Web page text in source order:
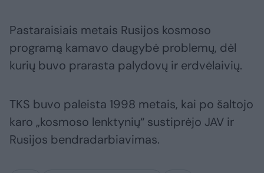
Pastaraisiais metais Rusijos kosmoso
programą kamavo daugybė problemų, dėl
kurių buvo prarasta palydovų ir erdvėlaivių.
TKS buvo paleista 1998 metais, kai po šaltojo
karo „kosmoso lenktynių“ sustiprėjo JAV ir
Rusijos bendradarbiavimas.